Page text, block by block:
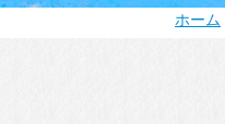
ホーム